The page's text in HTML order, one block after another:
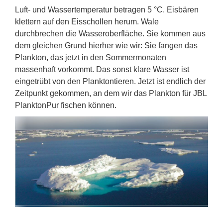
Luft- und Wassertemperatur betragen 5 °C. Eisbären
klettern auf den Eisschollen herum. Wale
durchbrechen die Wasseroberfläche. Sie kommen aus
dem gleichen Grund hierher wie wir: Sie fangen das
Plankton, das jetzt in den Sommermonaten
massenhaft vorkommt. Das sonst klare Wasser ist
eingetrübt von den Planktontieren. Jetzt ist endlich der
Zeitpunkt gekommen, an dem wir das Plankton für JBL
PlanktonPur fischen können.